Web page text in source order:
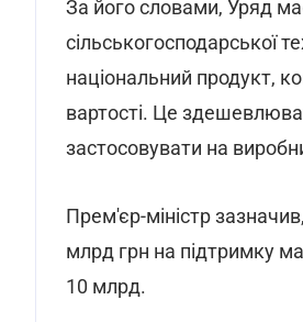
За його словами, Уряд
сільськогосподарської
національний продукт,
вартості. Це
застосовувати на
Прем'єр-міністр
млрд грн на підтримку
10 млрд.